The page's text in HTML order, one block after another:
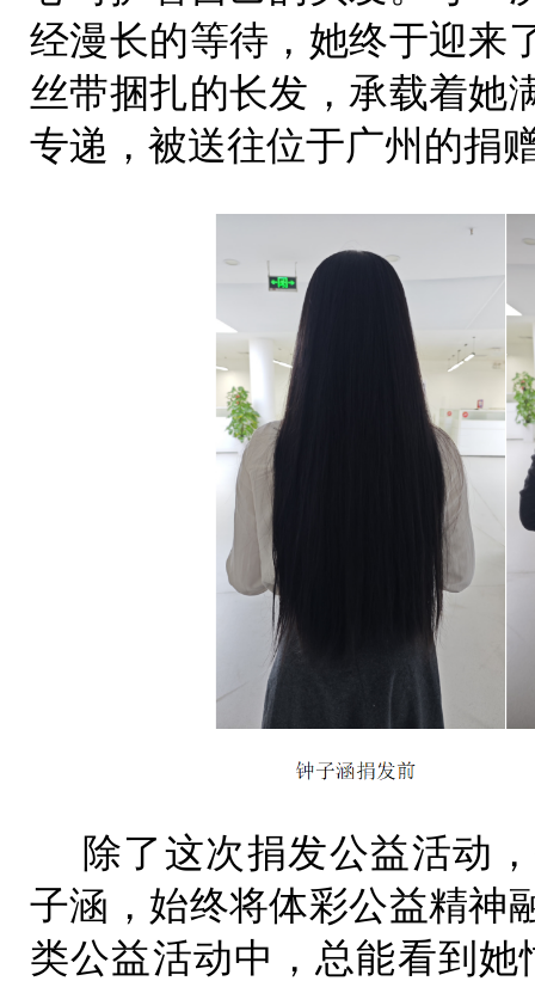
经漫长的等待，她终于迎来
丝带捆扎的长发，承载着她
专递，被送往位于广州的捐
除了这次捐发公益活动
子涵，始终将体彩公益精神
类公益活动中，总能看到